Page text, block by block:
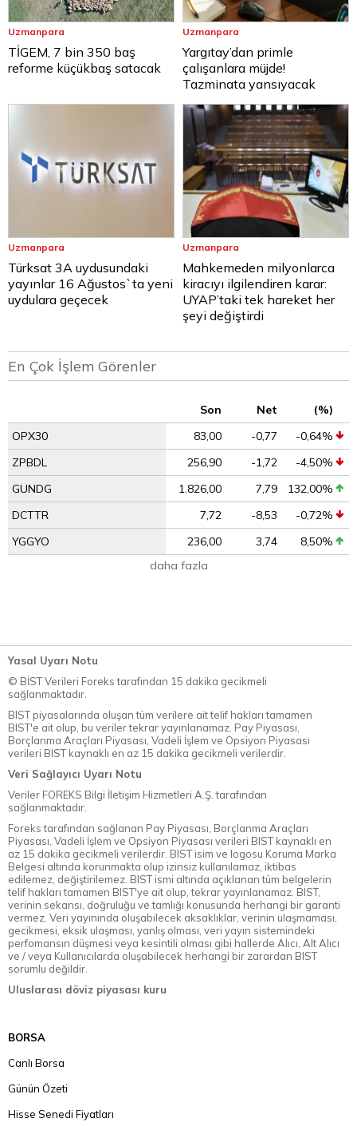
Uzmanpara
TİGEM, 7 bin 350 baş
reforme küçükbaş satacak
Uzmanpara
Yargıtay’dan primle
çalışanlara müjde!
Tazminata yansıyacak
Uzmanpara
Türksat 3A uydusundaki
yayınlar 16 Ağustos`ta yeni
uydulara geçecek
Uzmanpara
Mahkemeden milyonlarca
kiracıyı ilgilendiren karar:
UYAP’taki tek hareket her
şeyi değiştirdi
En Çok İşlem Görenler
Son Net
(%)
OPX30
83,00 -0,77
-0,64%
ZPBDL
256,90 -1,72
-4,50%
GUNDG
1.826,00 7,79
132,00%
DCTTR
7,72 -8,53
-0,72%
YGGYO
236,00 3,74
8,50%
daha fazla
Yasal Uyarı Notu
© BİST Verileri Foreks tarafından 15 dakika gecikmeli
sağlanmaktadır.
BIST piyasalarında oluşan tüm verilere ait telif hakları tamamen
BIST'e ait olup, bu veriler tekrar yayınlanamaz. Pay Piyasası,
Borçlanma Araçları Piyasası, Vadeli İşlem ve Opsiyon Piyasası
verileri BIST kaynaklı en az 15 dakika gecikmeli verilerdir.
Veri Sağlayıcı Uyarı Notu
Veriler FOREKS Bilgi İletişim Hizmetleri A.Ş. tarafından
sağlanmaktadır.
Foreks tarafından sağlanan Pay Piyasası, Borçlanma Araçları
Piyasası, Vadeli İşlem ve Opsiyon Piyasası verileri BIST kaynaklı en
az 15 dakika gecikmeli verilerdir. BIST isim ve logosu Koruma Marka
Belgesi altında korunmakta olup izinsiz kullanılamaz, iktibas
edilemez, değiştirilemez. BIST ismi altında açıklanan tüm belgelerin
telif hakları tamamen BIST'ye ait olup, tekrar yayınlanamaz. BIST,
verinin sekansı, doğruluğu ve tamlığı konusunda herhangi bir garanti
vermez. Veri yayınında oluşabilecek aksaklıklar, verinin ulaşmaması,
gecikmesi, eksik ulaşması, yanlış olması, veri yayın sistemindeki
perfomansın düşmesi veya kesintili olması gibi hallerde Alıcı, Alt Alıcı
ve / veya Kullanıcılarda oluşabilecek herhangi bir zarardan BIST
sorumlu değildir.
Uluslarası döviz piyasası kuru
BORSA
Canlı Borsa
Günün Özeti
Hisse Senedi Fiyatları